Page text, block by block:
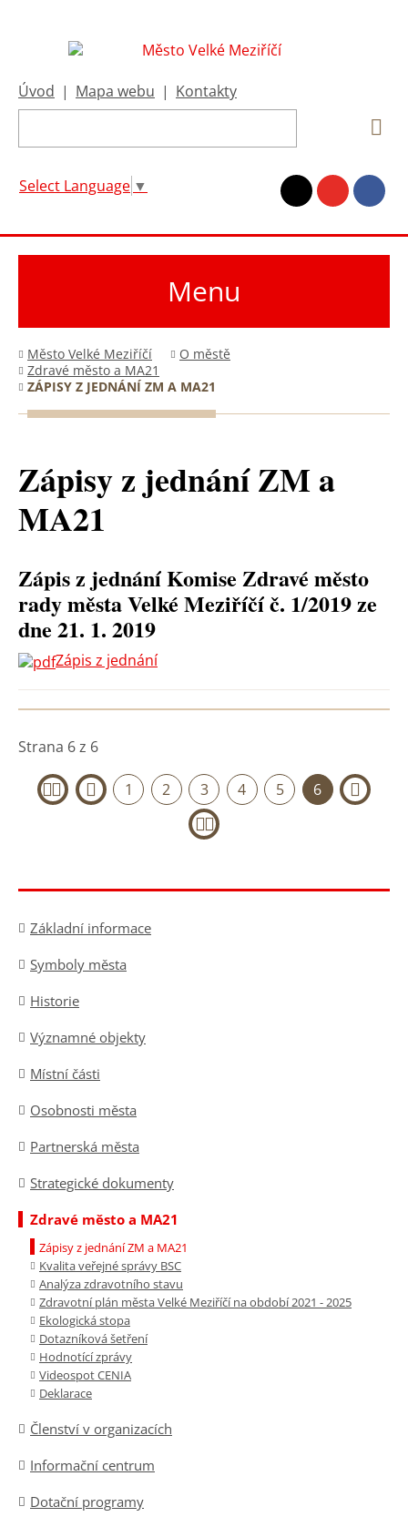
Úvod | Mapa webu | Kontakty
Select Language ▼
Menu
Město Velké Meziříčí
O městě
Zdravé město a MA21
ZÁPISY Z JEDNÁNÍ ZM A MA21
Zápisy z jednání ZM a
MA21
Zápis z jednání Komise Zdravé město
rady města Velké Meziříčí č. 1/2019 ze
dne 21. 1. 2019
Zápis z jednání
Strana 6 z 6
« ‹ 1 2 3 4 5 6
›
»
Základní informace
Symboly města
Historie
Významné objekty
Místní části
Osobnosti města
Partnerská města
Strategické dokumenty
Zdravé město a MA21
Zápisy z jednání ZM a MA21
Kvalita veřejné správy BSC
Analýza zdravotního stavu
Zdravotní plán města Velké Meziříčí na období 2021 - 2025
Ekologická stopa
Dotazníková šetření
Hodnotící zprávy
Videospot CENIA
Deklarace
Členství v organizacích
Informační centrum
Dotační programy